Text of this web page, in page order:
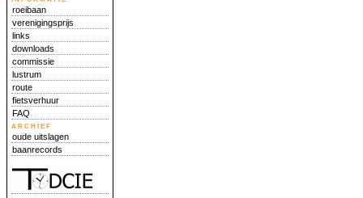
roeibaan
verenigingsprijs
links
downloads
commissie
lustrum
route
fietsverhuur
FAQ
archief
oude uitslagen
baanrecords